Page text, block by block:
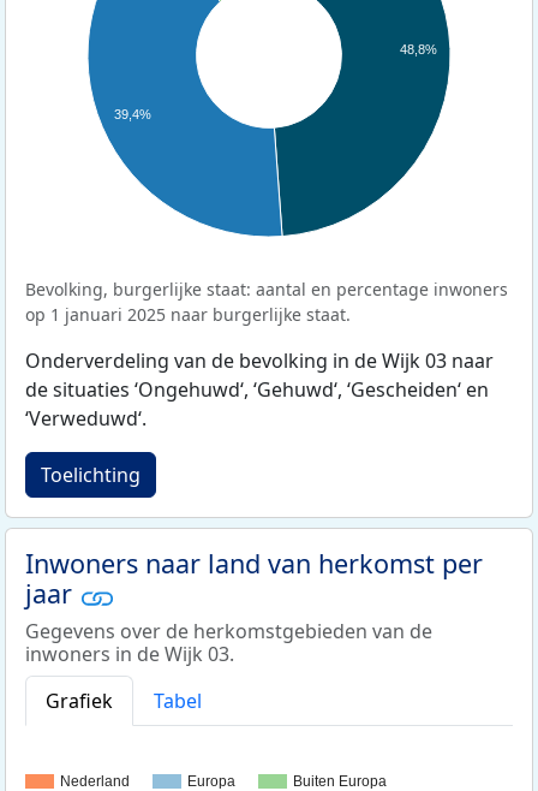
48,8%
39,4%
Bevolking, burgerlijke staat: aantal en percentage inwoners
op 1 januari 2025 naar burgerlijke staat.
Onderverdeling van de bevolking in de Wijk 03 naar
de situaties ‘Ongehuwd‘, ‘Gehuwd‘, ‘Gescheiden‘ en
‘Verweduwd‘.
Toelichting
Inwoners naar land van herkomst per
jaar
Gegevens over de herkomstgebieden van de
inwoners in de Wijk 03.
Grafiek
Tabel
Nederland Europa Buiten Europa